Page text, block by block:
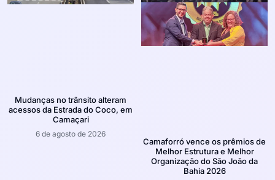
Mudanças no trânsito alteram
acessos da Estrada do Coco, em
Camaçari
6 de agosto de 2026
Camaforró vence os prêmios de
Melhor Estrutura e Melhor
Organização do São João da
Bahia 2026